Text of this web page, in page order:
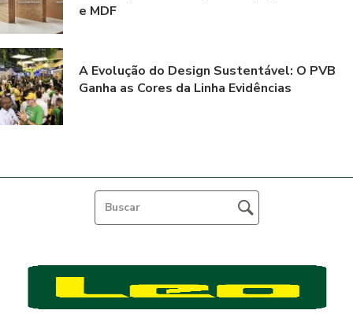
e MDF
A Evolução do Design Sustentável: O PVB
Ganha as Cores da Linha Evidências